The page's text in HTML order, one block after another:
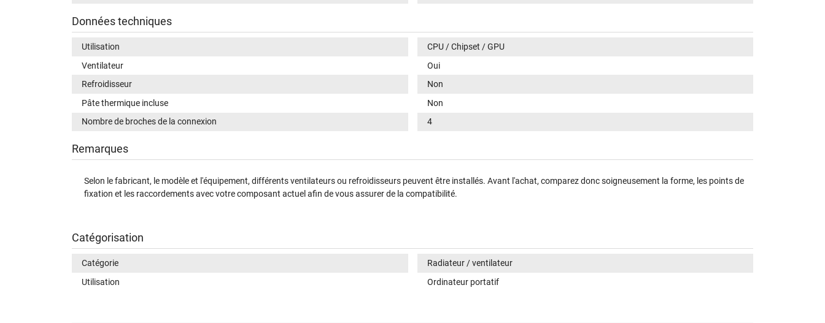
Données techniques
Utilisation
CPU / Chipset / GPU
Ventilateur
Oui
Refroidisseur
Non
Pâte thermique incluse
Non
Nombre de broches de la connexion
4
Remarques
Selon le fabricant, le modèle et l'équipement, différents ventilateurs ou refroidisseurs peuvent être installés. Avant l'achat, comparez donc soigneusement la forme, les points de
fixation et les raccordements avec votre composant actuel afin de vous assurer de la compatibilité.
Catégorisation
Catégorie
Radiateur / ventilateur
Utilisation
Ordinateur portatif